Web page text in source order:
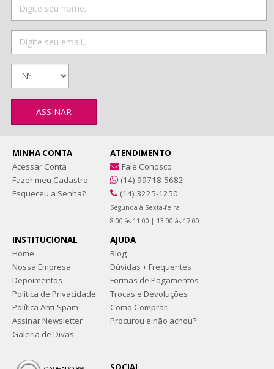
MINHA CONTA
Acessar Conta
Fazer meu Cadastro
Esqueceu a Senha?
ATENDIMENTO
Fale Conosco
(14) 99718-5682
(14) 3225-1250
Segunda à Sexta-feira
8:00 às 11:00 | 13:00 às 17:00
INSTITUCIONAL
Home
Nossa Empresa
Depoimentos
Política de Privacidade
Política Anti-Spam
Assinar Newsletter
Galeria de Divas
AJUDA
Blog
Dúvidas + Frequentes
Formas de Pagamentos
Trocas e Devoluções
Como Comprar
Procurou e não achou?